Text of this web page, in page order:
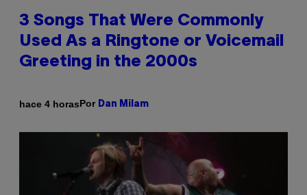
3 Songs That Were Commonly
Used As a Ringtone or Voicemail
Greeting in the 2000s
hace 4 horasPor Dan Milam